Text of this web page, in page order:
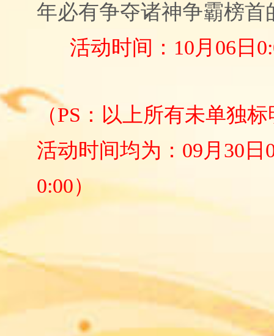
年必有争夺诸神争霸榜首
活动时间： 10月06日
（PS：以上所有未单独
活动时间均为：09月30日
0:00）